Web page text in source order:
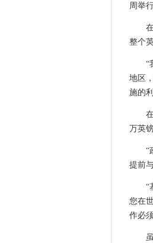
周举
整个
“
地区
施的
万英
“
提前
“
您在
作必